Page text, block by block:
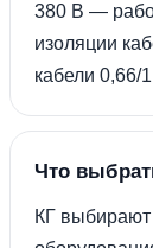
380 В —
изоляции
кабели 0,66/
Что
КГ выбирают